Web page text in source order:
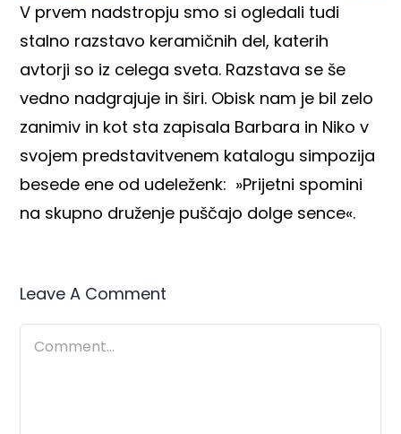
V prvem nadstropju smo si ogledali tudi
stalno razstavo keramičnih del, katerih
avtorji so iz celega sveta. Razstava se še
vedno nadgrajuje in širi. Obisk nam je bil zelo
zanimiv in kot sta zapisala Barbara in Niko v
svojem predstavitvenem katalogu simpozija
besede ene od udeleženk: »Prijetni spomini
na skupno druženje puščajo dolge sence«.
Leave A Comment
Comment